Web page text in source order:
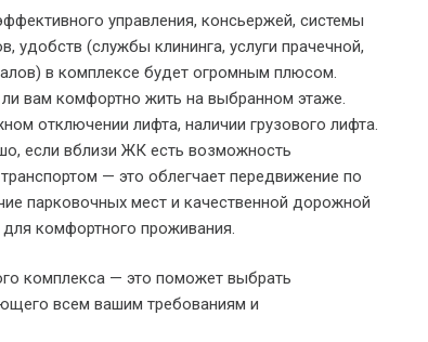
управления, консьержей, системы
(службы клининга, услуги прачечной,
в комплексе будет огромным плюсом.
вам комфортно жить на выбранном этаже.
отключении лифта, наличии грузового лифта.
если вблизи ЖК есть возможность
— это облегчает передвижение по
парковочных мест и качественной дорожной
комфортного проживания.
комплекса — это поможет выбрать
всем вашим требованиям и